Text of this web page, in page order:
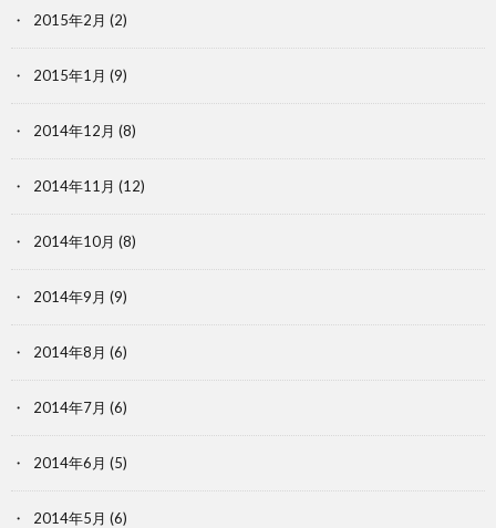
2015年2月 (2)
2015年1月 (9)
2014年12月 (8)
2014年11月 (12)
2014年10月 (8)
2014年9月 (9)
2014年8月 (6)
2014年7月 (6)
2014年6月 (5)
2014年5月 (6)